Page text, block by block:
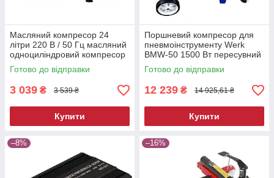
Масляний компресор 24
літри 220 В / 50 Гц масляний
одноциліндровий компресор
Готово до відправки
3 039 ₴ 3 539 ₴
Купити
Поршневий компресор для
пневмоінструменту Werk
BMW-50 1500 Вт пересувний
електричний компресор для
фарбування
Готово до відправки
12 239 ₴ 14 925,61 ₴
Купити
–8% –16%